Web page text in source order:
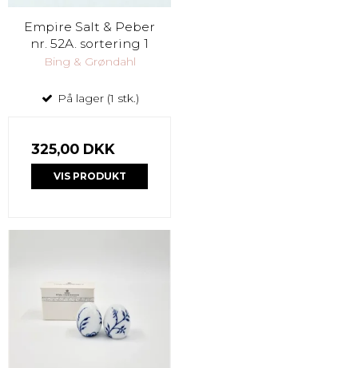
Empire Salt & Peber
nr. 52A. sortering 1
Bing & Grøndahl
På lager (1 stk.)
325,00 DKK
VIS PRODUKT